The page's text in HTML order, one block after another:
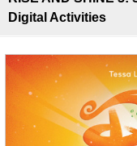
Digital Activities